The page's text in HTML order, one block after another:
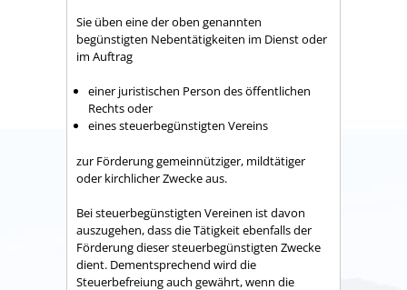
Sie üben eine der oben genannten
begünstigten Nebentätigkeiten im Dienst oder
im Auftrag
einer juristischen Person des öffentlichen
Rechts oder
eines steuerbegünstigten Vereins
zur Förderung gemeinnütziger, mildtätiger
oder kirchlicher Zwecke aus.
Bei steuerbegünstigten Vereinen ist davon
auszugehen, dass die Tätigkeit ebenfalls der
Förderung dieser steuerbegünstigten Zwecke
dient. Dementsprechend wird die
Steuerbefreiung auch gewährt, wenn die